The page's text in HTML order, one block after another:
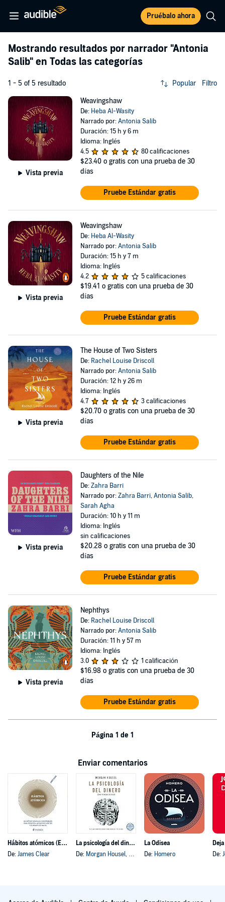
Pruébalo ahora
Mostrando resultados por narrador "Antonia
Salib" en Todas las categorías
1 - 5 of 5 resultado Popular Filtro
Vista previa
Weavingshaw
De: Heba Al-Wasity
Narrado por:Antonia Salib
Duración: 15 h y 6 m
Idioma: Inglés
4.5
80 calificaciones
$23.40 o gratis con una prueba de 30
días
Pruebe Estándar gratis
Vista previa
Weavingshaw
De: Heba Al-Wasity
Narrado por:Antonia Salib
Duración: 15 h y 7 m
Idioma: Inglés
4.2
5 calificaciones
$19.41 o gratis con una prueba de 30
días
Pruebe Estándar gratis
Vista previa
The House of Two Sisters
De: Rachel Louise Driscoll
Narrado por:Antonia Salib
Duración: 12 h y 26 m
Idioma: Inglés
4.7
3 calificaciones
$20.70 o gratis con una prueba de 30
días
Pruebe Estándar gratis
Vista previa
Daughters of the Nile
De:Zahra Barri
Narrado por:Zahra Barri,Antonia Salib,
Sarah Agha
Duración: 10 h y 11 m
Idioma: Inglés
sin calificaciones
$20.28 o gratis con una prueba de 30
días
Pruebe Estándar gratis
Vista previa
Nephthys
De: Rachel Louise Driscoll
Narrado por:Antonia Salib
Duración: 11 h y 57 m
Idioma: Inglés
3.0
1 calificación
$16.98 o gratis con una prueba de 30
días
Pruebe Estándar gratis
Página 1 de 1
Enviar comentarios
Hábitos atómicos (Español neutro)
De: James Clear
La psicología del dinero
De: Morgan Housel, y otros
La Odisea
De: Homero
De: